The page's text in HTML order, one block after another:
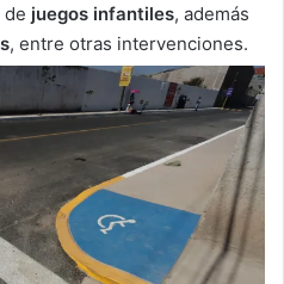
de juegos infantiles, además
, entre otras intervenciones.